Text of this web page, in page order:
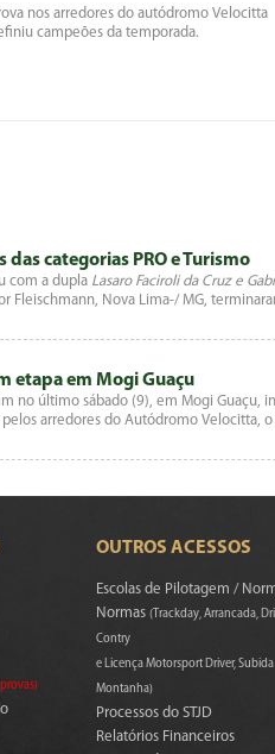
nos arredores do autódromo Velocitta
campeões da temporada.
categorias PRO e Turismo
com a dupla Lasaro Faciroli da Cruz e
Fleischmann, Nova Lima-/ MG,
etapa em Mogi Guaçu
no último sábado (9), em Mogi Guaçu,
arredores do Autódromo Velocitta,
OUTROS ACESSOS
Escolas de Pilotagem /
Normas(Trackday, Arrancada,
Contry
e Licença Motorsport Driver,
Montanha)
Processos do STJD
Relatórios Financeiros